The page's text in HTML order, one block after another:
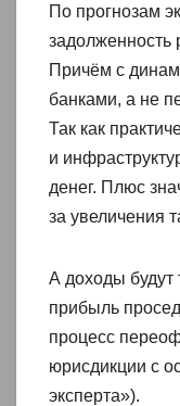
По прогнозам
задолженность
Причём с
банками, а не
Так как
и
денег. Плюс
за увеличения
А доходы будут
прибыль
процесс
юрисдикции с
эксперта»).